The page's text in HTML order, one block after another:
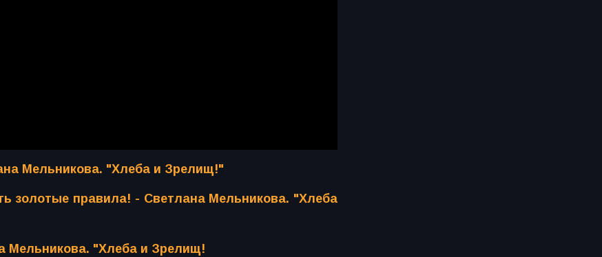
Мельникова. "Хлеба и Зрелищ!"
золотые правила! - Светлана Мельникова. "Хлеба
Мельникова. "Хлеба и Зрелищ!